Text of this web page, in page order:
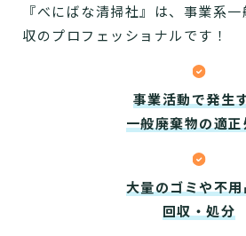
『べにばな清掃社』は、事業系
収のプロフェッショナルです！
事業活動で発生
一般廃棄物の適正
大量のゴミや不用
回収・処分